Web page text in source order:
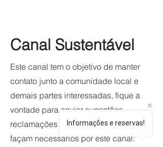
Canal Sustentável
Este canal tem o objetivo de manter
contato junto a comunidade local e
demais partes interessadas, fique a
vontade para enviar sugestões,
reclamações e mais contatos que se
façam necessários por este canal:
Informações e reservas!